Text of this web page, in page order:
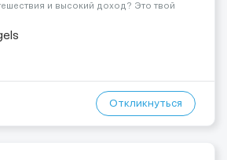
и высокий доход? Это твой
практики — Стабильный поток
Откликнуться